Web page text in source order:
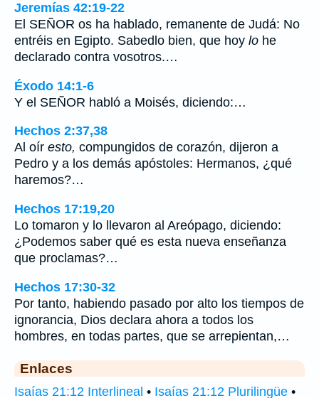
Jeremías 42:19-22
El SEÑOR os ha hablado, remanente de Judá: No
entréis en Egipto. Sabedlo bien, que hoy lo he
declarado contra vosotros.…
Éxodo 14:1-6
Y el SEÑOR habló a Moisés, diciendo:…
Hechos 2:37,38
Al oír esto, compungidos de corazón, dijeron a
Pedro y a los demás apóstoles: Hermanos, ¿qué
haremos?…
Hechos 17:19,20
Lo tomaron y lo llevaron al Areópago, diciendo:
¿Podemos saber qué es esta nueva enseñanza
que proclamas?…
Hechos 17:30-32
Por tanto, habiendo pasado por alto los tiempos de
ignorancia, Dios declara ahora a todos los
hombres, en todas partes, que se arrepientan,…
Enlaces
Isaías 21:12 Interlineal • Isaías 21:12 Plurilingüe •